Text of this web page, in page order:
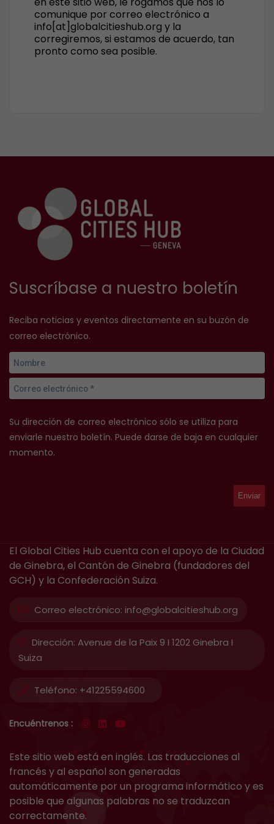
comunique por correo electrónico a
info[at]globalcitieshub.org y la
corregiremos, si estamos de acuerdo, tan
pronto como sea posible.
Suscríbase a nuestro boletín
Reciba noticias y eventos directamente en su buzón de
correo electrónico.
Su dirección de correo electrónico sólo se utiliza para
enviarle nuestro boletín. Puede darse de baja en cualquier
momento.
El Global Cities Hub cuenta con el apoyo de la Ciudad
de Ginebra, el Cantón de Ginebra (fundadores del
GCH) y la Confederación Suiza.
Correo electrónico: info@globalcitieshub.org
Dirección: Avenue de la Paix 9 I 1202 Ginebra I
Suiza
Teléfono: +41225594600
Encuéntrenos :
Este sitio web está en inglés. Las traducciones al
francés y al español son generadas
automáticamente por un programa informático y es
posible que algunas palabras no se traduzcan
correctamente.